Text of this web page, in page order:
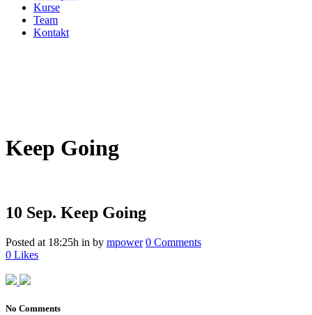
Kurse
Team
Kontakt
Keep Going
10 Sep. Keep Going
Posted at 18:25h in by mpower 0 Comments
0 Likes
No Comments